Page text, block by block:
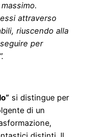
attraverso
riuscendo alla
per
si distingue per
di un